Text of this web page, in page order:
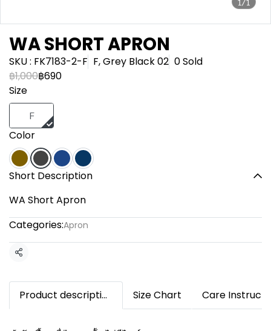
WA SHORT APRON
SKU : FK7183-2-F F, Grey Black 02 0 Sold
฿1,000฿690
Size
F
Color
Short Description
WA Short Apron
Categories:Apron
Share
Product description Size Chart Care